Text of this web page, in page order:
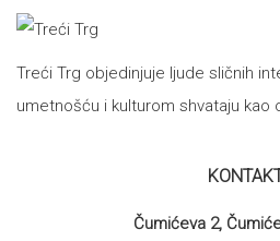
Treći Trg objedinjuje ljude sličnih
umetnošću i kulturom shvataju kao
Čumićeva 2,